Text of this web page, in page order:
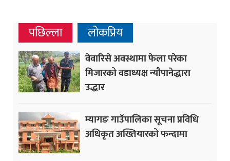
पछिल्ला लोकप्रिय
वेवारिसे अवस्थामा फेला परेका
मिजारको वडाध्यक्ष न्यौपानेद्धारा
उद्धार
म्यागङ गाउँपालिका सूचना प्रविधि
अधिकृत अख्तियारको फन्दामा